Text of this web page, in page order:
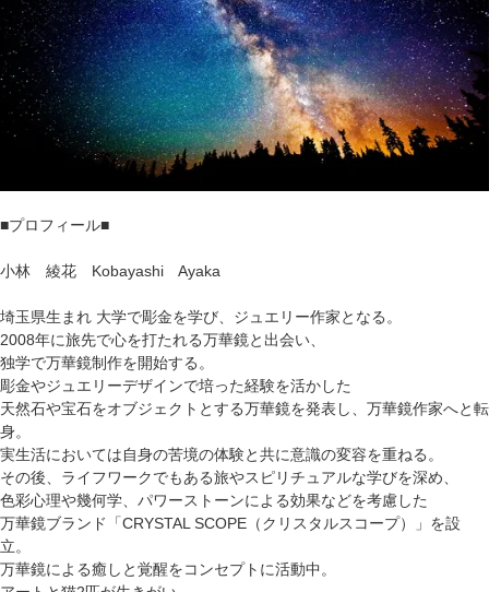
■プロフィール■
小林 綾花 Kobayashi Ayaka
埼玉県生まれ 大学で彫金を学び、ジュエリー作家となる。
2008年に旅先で心を打たれる万華鏡と出会い、
独学で万華鏡制作を開始する。
彫金やジュエリーデザインで培った経験を活かした
天然石や宝石をオブジェクトとする万華鏡を発表し、万華鏡作家へと転
身。
実生活においては自身の苦境の体験と共に意識の変容を重ねる。
その後、ライフワークでもある旅やスピリチュアルな学びを深め、
色彩心理や幾何学、パワーストーンによる効果などを考慮した
万華鏡ブランド「CRYSTAL SCOPE（クリスタルスコープ）」を設
立。
万華鏡による癒しと覚醒をコンセプトに活動中。